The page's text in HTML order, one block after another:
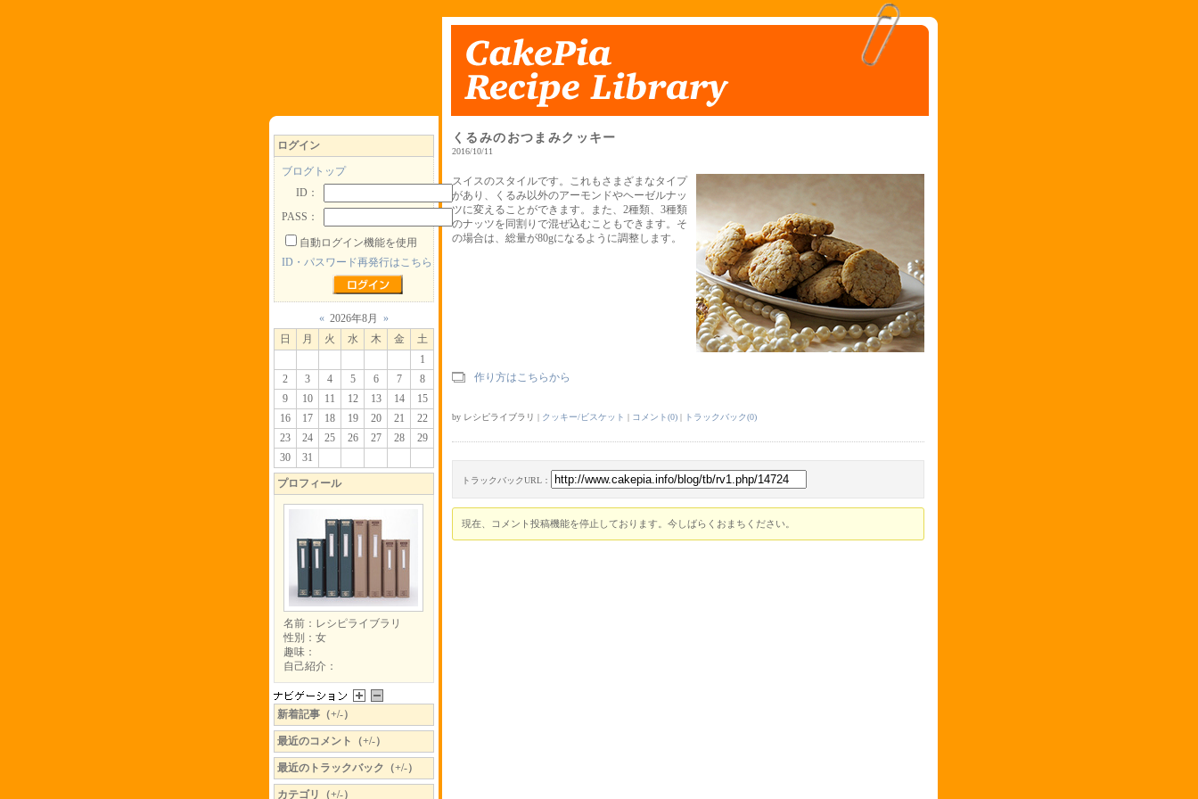
ログイン
ブログトップ
ID：
PASS：
自動ログイン機能を使用
ID・パスワード再発行はこちら
« 2026年8月 »
日
月 火 水 木 金
土
1
2
3 4 5 6 7
8
9
10 11 12 13 14
15
16
17 18 19 20 21
22
23
24 25 26 27 28
29
30
31
プロフィール
名前：レシピライブラリ
性別：女
趣味：
自己紹介：
新着記事（+/-）
最近のコメント（+/-）
最近のトラックバック（+/-）
カテゴリ（+/-）
くるみのおつまみクッキー
2016/10/11
スイスのスタイルです。これもさまざまなタイプ
があり、くるみ以外のアーモンドやヘーゼルナッ
ツに変えることができます。また、2種類、3種類
のナッツを同割りで混ぜ込むこともできます。そ
の場合は、総量が80gになるように調整します。
作り方はこちらから
by レシピライブラリ | クッキー/ビスケット | コメント(0) | トラックバック(0)
トラックバックURL：
現在、コメント投稿機能を停止しております。今しばらくおまちください。